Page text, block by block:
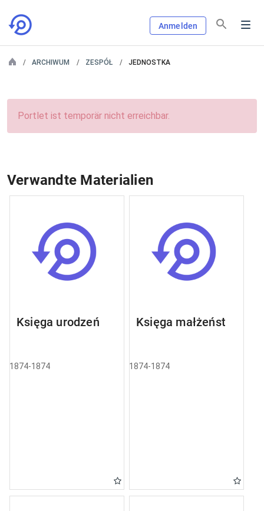
Anmelden
ARCHIWUM ZESPÓŁ JEDNOSTKA
Portlet ist temporär nicht erreichbar.
Verwandte Materialien
Księga urodzeń
1874-1874
Księga małżeństw
1874-1874